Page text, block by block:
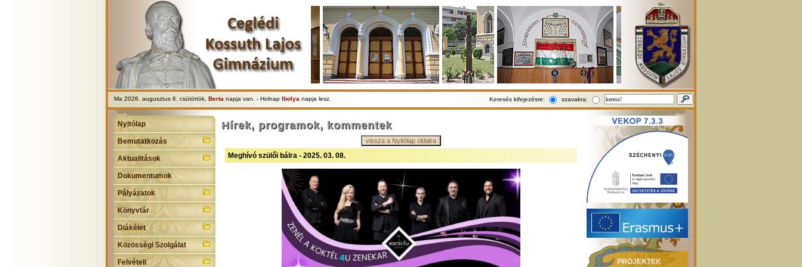
Ma 2026. augusztus 6. csütörtök, Berta napja van. - Holnap Ibolya napja lesz. Keresés kifejezésre: szavakra:
Nyitólap
Bemutatkozás
Aktualitások
Dokumentumok
Pályázatok
Könyvtár
Diákélet
Közösségi Szolgálat
Felvételi
Hírek, programok, kommentek
vissza a Nyitólap oldalra
Meghívó szülői bálra - 2025. 03. 08.
PROJEKTEK